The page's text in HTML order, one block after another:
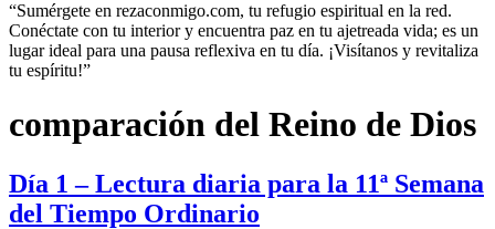
“Sumérgete en rezaconmigo.com, tu refugio espiritual en la red.
Conéctate con tu interior y encuentra paz en tu ajetreada vida; es un
lugar ideal para una pausa reflexiva en tu día. ¡Visítanos y revitaliza
tu espíritu!”
comparación del Reino de Dios
Día 1 – Lectura diaria para la 11ª Semana
del Tiempo Ordinario